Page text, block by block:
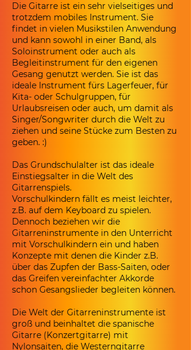
Die Gitarre ist ein sehr vielseitiges und
trotzdem mobiles Instrument. Sie
findet in vielen Musikstilen Anwendung
und kann sowohl in einer Band, als
Soloinstrument oder auch als
Begleitinstrument für den eigenen
Gesang genutzt werden. Sie ist das
ideale Instrument fürs Lagerfeuer, für
Kita- oder Schulgruppen, für
Urlaubsreisen oder auch, um damit als
Singer/Songwriter durch die Welt zu
ziehen und seine Stücke zum Besten zu
geben. :)
​Das Grundschulalter ist das ideale
Einstiegsalter in die Welt des
Gitarrenspiels.
Vorschulkindern fällt es meist leichter,
z.B. auf dem Keyboard zu spielen.
Dennoch beziehen wir die
Gitarreninstrumente in den Unterricht
mit Vorschulkindern ein und haben
Konzepte mit denen die Kinder z.B.
über das Zupfen der Bass-Saiten, oder
das Greifen vereinfachter Akkorde
schon Gesangslieder begleiten können.
Die Welt der Gitarreninstrumente ist
groß und beinhaltet die spanische
Gitarre (Konzertgitarre) mit
Nylonsaiten, die Westerngitarre